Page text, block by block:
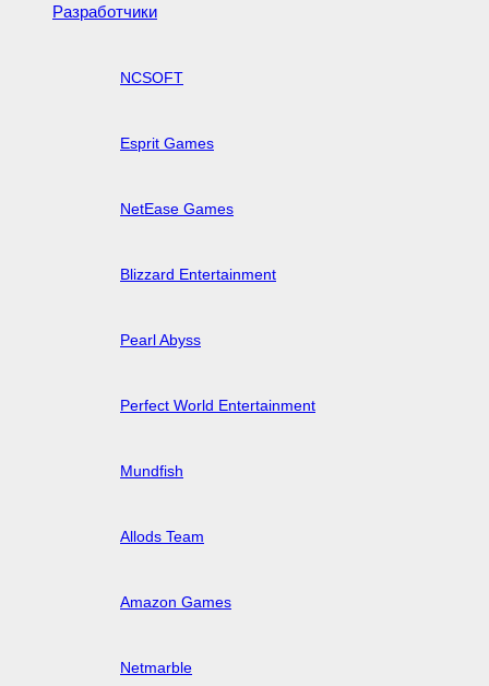
Разработчики
NCSOFT
Esprit Games
NetEase Games
Blizzard Entertainment
Pearl Abyss
Perfect World Entertainment
Mundfish
Allods Team
Amazon Games
Netmarble